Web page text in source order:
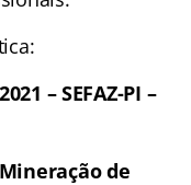
– SEFAZ-PI –
de